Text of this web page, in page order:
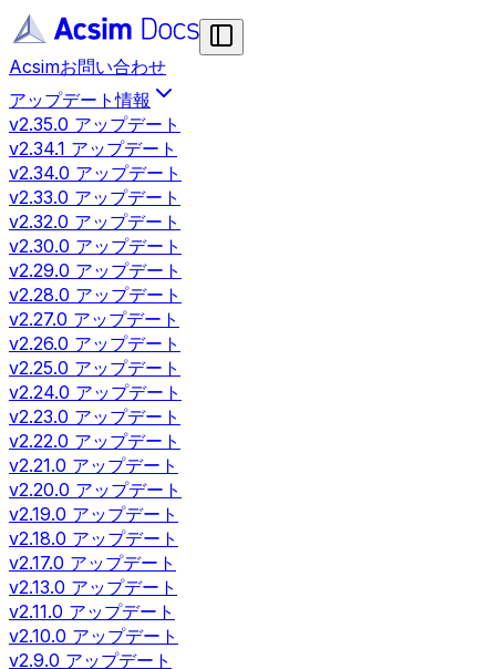
Acsimお問い合わせ
アップデート情報
v2.35.0 アップデート
v2.34.1 アップデート
v2.34.0 アップデート
v2.33.0 アップデート
v2.32.0 アップデート
v2.30.0 アップデート
v2.29.0 アップデート
v2.28.0 アップデート
v2.27.0 アップデート
v2.26.0 アップデート
v2.25.0 アップデート
v2.24.0 アップデート
v2.23.0 アップデート
v2.22.0 アップデート
v2.21.0 アップデート
v2.20.0 アップデート
v2.19.0 アップデート
v2.18.0 アップデート
v2.17.0 アップデート
v2.13.0 アップデート
v2.11.0 アップデート
v2.10.0 アップデート
v2.9.0 アップデート